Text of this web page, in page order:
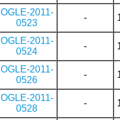
OGLE-2011-
0523
-
OGLE-2011-
0524
-
OGLE-2011-
0526
-
OGLE-2011-
0528
-